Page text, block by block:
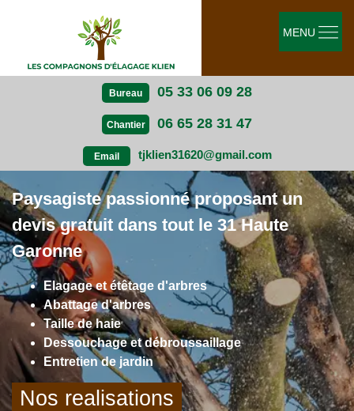
Bureau 05 33 06 09 28
Chantier 06 65 28 31 47
Email tjklien31620@gmail.com
MENU
Paysagiste passionné proposant un
devis gratuit dans tout le 31 Haute
Garonne
Elagage et étêtage d'arbres
Abattage d'arbres
Taille de haie
Dessouchage et débroussaillage
Entretien de jardin
Nos realisations